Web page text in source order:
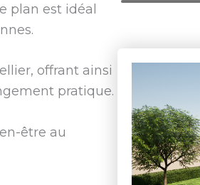
plan est idéal
offrant ainsi
pratique.
être au